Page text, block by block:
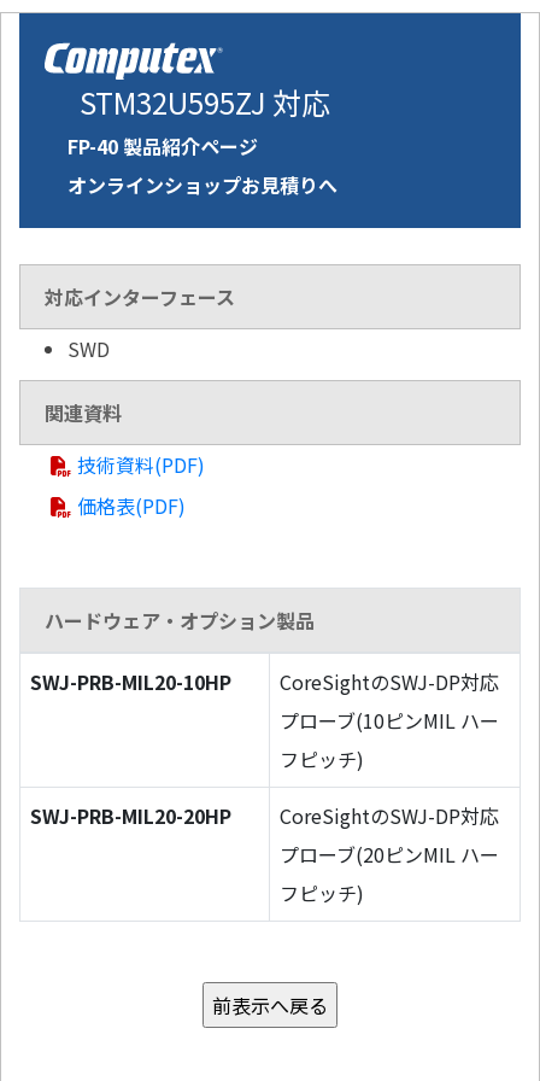
STM32U595ZJ 対応
FP-40 製品紹介ページ
オンラインショップお見積りへ
対応インターフェース
SWD
関連資料
技術資料(PDF)
価格表(PDF)
ハードウェア・オプション製品
SWJ-PRB-MIL20-10HP
CoreSightのSWJ-DP対応
プローブ(10ピンMIL ハー
フピッチ)
SWJ-PRB-MIL20-20HP
CoreSightのSWJ-DP対応
プローブ(20ピンMIL ハー
フピッチ)